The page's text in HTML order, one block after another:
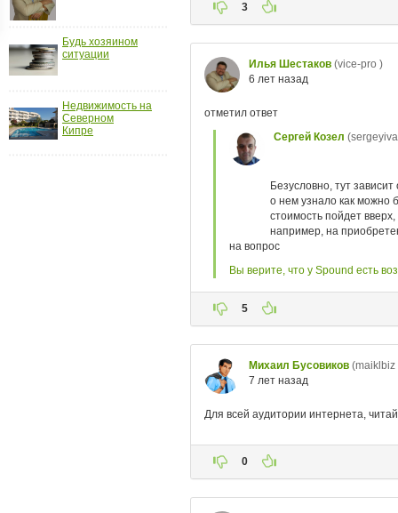
Будь хозяином
ситуации
Недвижимость на
Северном
Кипре